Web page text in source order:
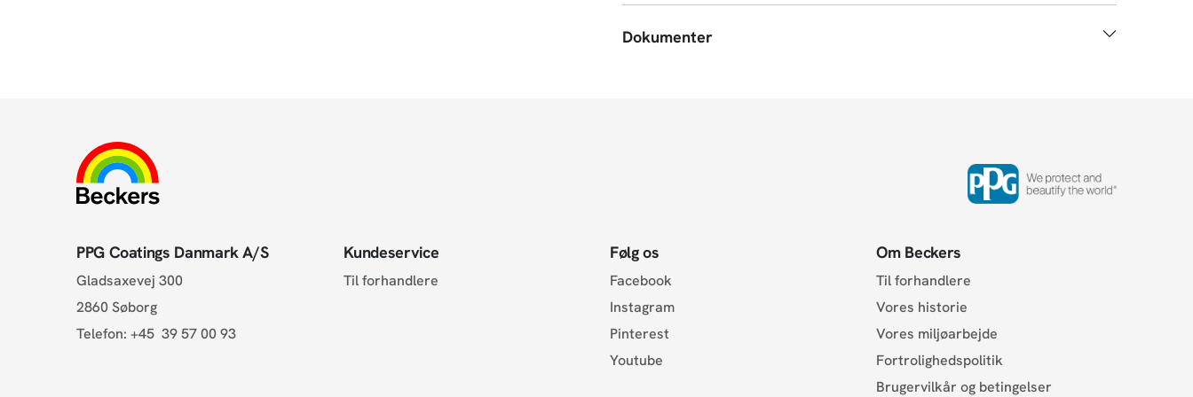
Dokumenter
PPG Coatings Danmark A/S
Gladsaxevej 300
2860 Søborg
Telefon:+45 39 57 00 93
Kundeservice
Til forhandlere
Følg os
Facebook
Instagram
Pinterest
Youtube
Om Beckers
Til forhandlere
Vores historie
Vores miljøarbejde
Fortrolighedspolitik
Brugervilkår og betingelser